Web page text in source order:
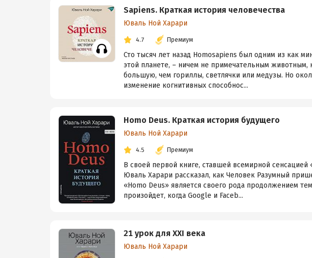
Sapiens. Краткая история человечества
Юваль Ной Харари
4.7 Премиум
Сто тысяч лет назад Homosapiens был одним из как
этой планете, – ничем не примечательным животным,
большую, чем гориллы, светлячки или медузы. Но
изменение когнитивных способнос...
Homo Deus. Краткая история будущего
Юваль Ной Харари
4.5 Премиум
В своей первой книге, ставшей всемирной сенсацией
Юваль Харари рассказал, как Человек Разумный
«Homo Deus» является своего рода продолжением
произойдет, когда Google и Faceb...
21 урок для XXI века
Юваль Ной Харари